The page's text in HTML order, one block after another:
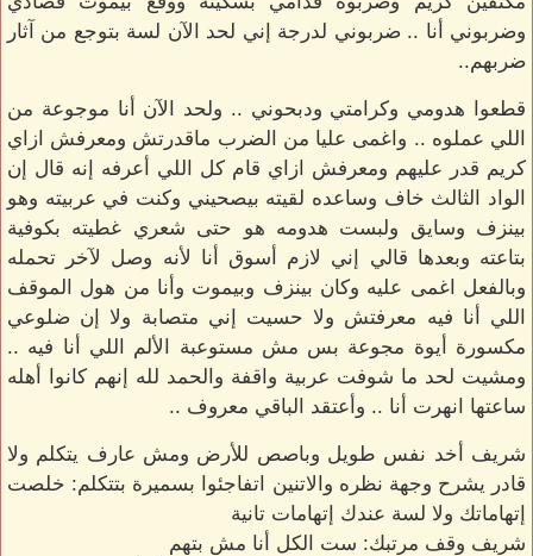
وضربوني أنا .. ضربوني لدرجة إني لحد الآن لسة بتوجع من آثار
ضربهم..
قطعوا هدومي وكرامتي ودبحوني .. ولحد الآن أنا موجوعة من
اللي عملوه .. واغمى عليا من الضرب ماقدرتش ومعرفش ازاي
كريم قدر عليهم ومعرفش ازاي قام كل اللي أعرفه إنه قال إن
الواد الثالث خاف وساعده لقيته بيصحيني وكنت في عربيته وهو
بينزف وسايق ولبست هدومه هو حتى شعري غطيته بكوفية
بتاعته وبعدها قالي إني لازم أسوق أنا لأنه وصل لآخر تحمله
وبالفعل اغمى عليه وكان بينزف وبيموت وأنا من هول الموقف
اللي أنا فيه معرفتش ولا حسيت إني متصابة ولا إن ضلوعي
مكسورة أيوة مجوعة بس مش مستوعبة الألم اللي أنا فيه ..
ومشيت لحد ما شوفت عربية واقفة والحمد لله إنهم كانوا أهله
ساعتها انهرت أنا .. وأعتقد الباقي معروف ..
شريف أخد نفس طويل وباصص للأرض ومش عارف يتكلم ولا
قادر يشرح وجهة نظره والاتنين اتفاجئوا بسميرة بتتكلم: خلصت
إتهاماتك ولا لسة عندك إتهامات تانية
شريف وقف مرتبك: ست الكل أنا مش بتهم